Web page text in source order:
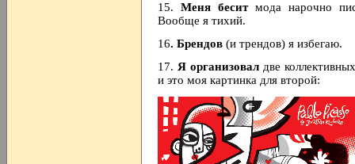
15. Меня беситмода нарочно
Вообще я тихий.
16. Брендов (и трендов) я избегаю.
17. Я организовал две
и это моя картинка для второй: